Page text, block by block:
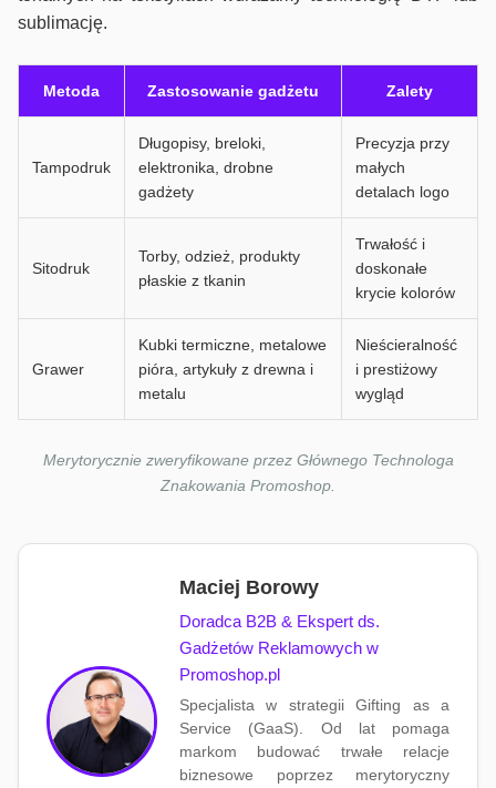
sublimację.
Metoda Zastosowanie gadżetu Zalety
Tampodruk
Długopisy, breloki,
elektronika, drobne
gadżety
Precyzja przy
małych
detalach logo
Sitodruk
Torby, odzież, produkty
płaskie z tkanin
Trwałość i
doskonałe
krycie kolorów
Grawer
Kubki termiczne, metalowe
pióra, artykuły z drewna i
metalu
Nieścieralność
i prestiżowy
wygląd
Merytorycznie zweryfikowane przez Głównego Technologa
Znakowania Promoshop.
Maciej Borowy
Doradca B2B & Ekspert ds.
Gadżetów Reklamowych w
Promoshop.pl
Specjalista w strategii Gifting as a
Service (GaaS). Od lat pomaga
markom budować trwałe relacje
biznesowe poprzez merytoryczny